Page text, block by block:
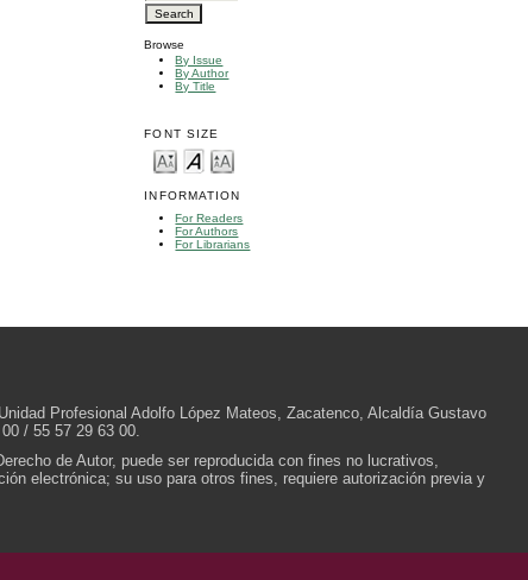
Browse
By Issue
By Author
By Title
FONT SIZE
INFORMATION
For Readers
For Authors
For Librarians
Profesional Adolfo López Mateos, Zacatenco, Alcaldía Gustavo
/ 55 57 29 63 00.
de Autor, puede ser reproducida con fines no lucrativos,
electrónica; su uso para otros fines, requiere autorización previa y